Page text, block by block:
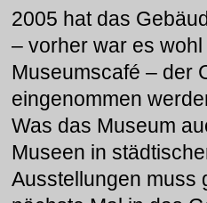
2005 hat das
– vorher war es
Museumscafé – der
eingenommen
Was das Museum
Museen in
Ausstellungen muss